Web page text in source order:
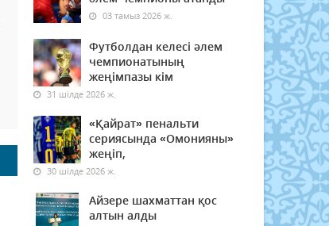
03 тамыз 2026 ж.
Футболдан келесі әлем
чемпионатының
жеңімпазы кім
31 шілде 2026 ж.
«Қайрат» пенальти
сериясында «Омонияны»
жеңіп,
30 шілде 2026 ж.
Айзере шахматтан қос
алтын алды